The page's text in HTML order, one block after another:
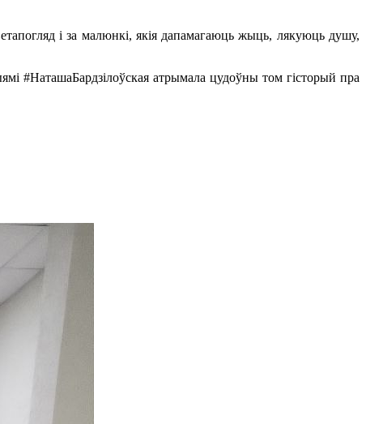
і за малюнкі, якія дапамагаюць жыць, лякуюць душу,
#НаташаБардзілоўская атрымала цудоўны том гісторый пра